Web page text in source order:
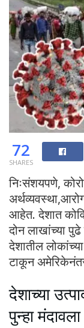
72
SHARES
निःसंशयपणे,
आहेत. देशात
दोन लाखांच्या
देशातील
टाकून
देशाच्या
पुन्हा